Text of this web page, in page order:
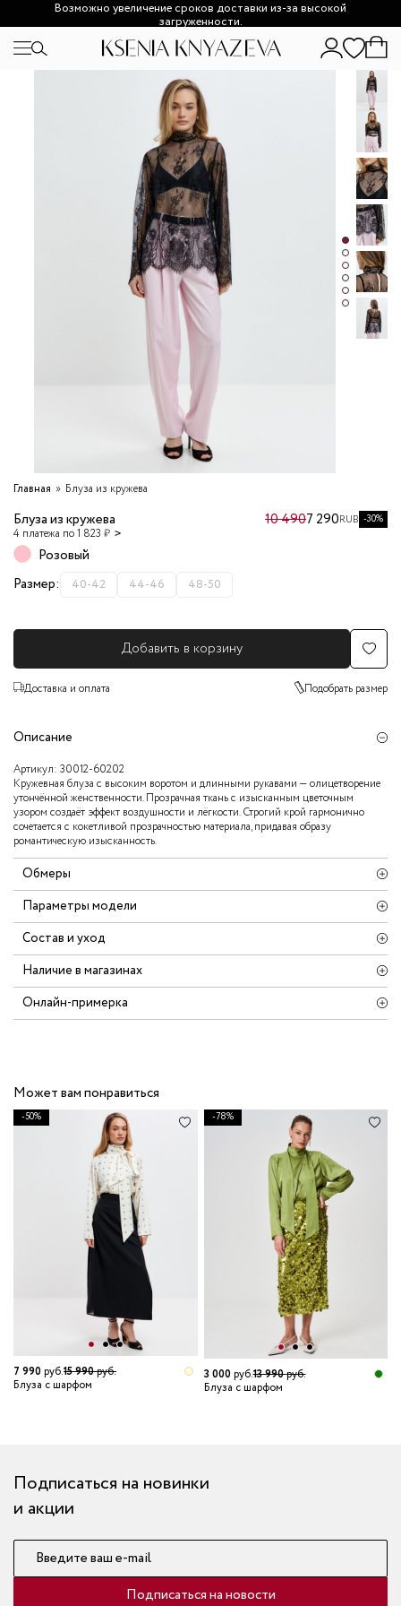
Возможно увеличение сроков доставки из-за высокой
загруженности.
Главная Блуза из кружева
Блуза из кружева
4 платежа по 1 823 ₽
10 4907 290RUB -30%
Розовый
Размер:
40-42 44-46 48-50
Добавить в корзину
Доставка и оплата Подобрать размер
Описание
Артикул: 30012-60202
Кружевная блуза с высоким воротом и длинными рукавами — олицетворение
утончённой женственности. Прозрачная ткань с изысканным цветочным
узором создаёт эффект воздушности и лёгкости. Строгий крой гармонично
сочетается с кокетливой прозрачностью материала, придавая образу
романтическую изысканность.
Обмеры
Параметры модели
Состав и уход
Наличие в магазинах
Онлайн-примерка
Может вам понравиться
-50%
7 990руб.15 990руб.
Блуза с шарфом
-78%
3 000руб.13 990руб.
Блуза с шарфом
Подписаться на новинки
и акции
Введите ваш e-mail
Подписаться на новости